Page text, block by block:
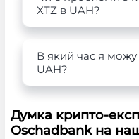
XTZ в UAH?
В який час я можу
UAH?
Думка крипто-
Oschadbank на